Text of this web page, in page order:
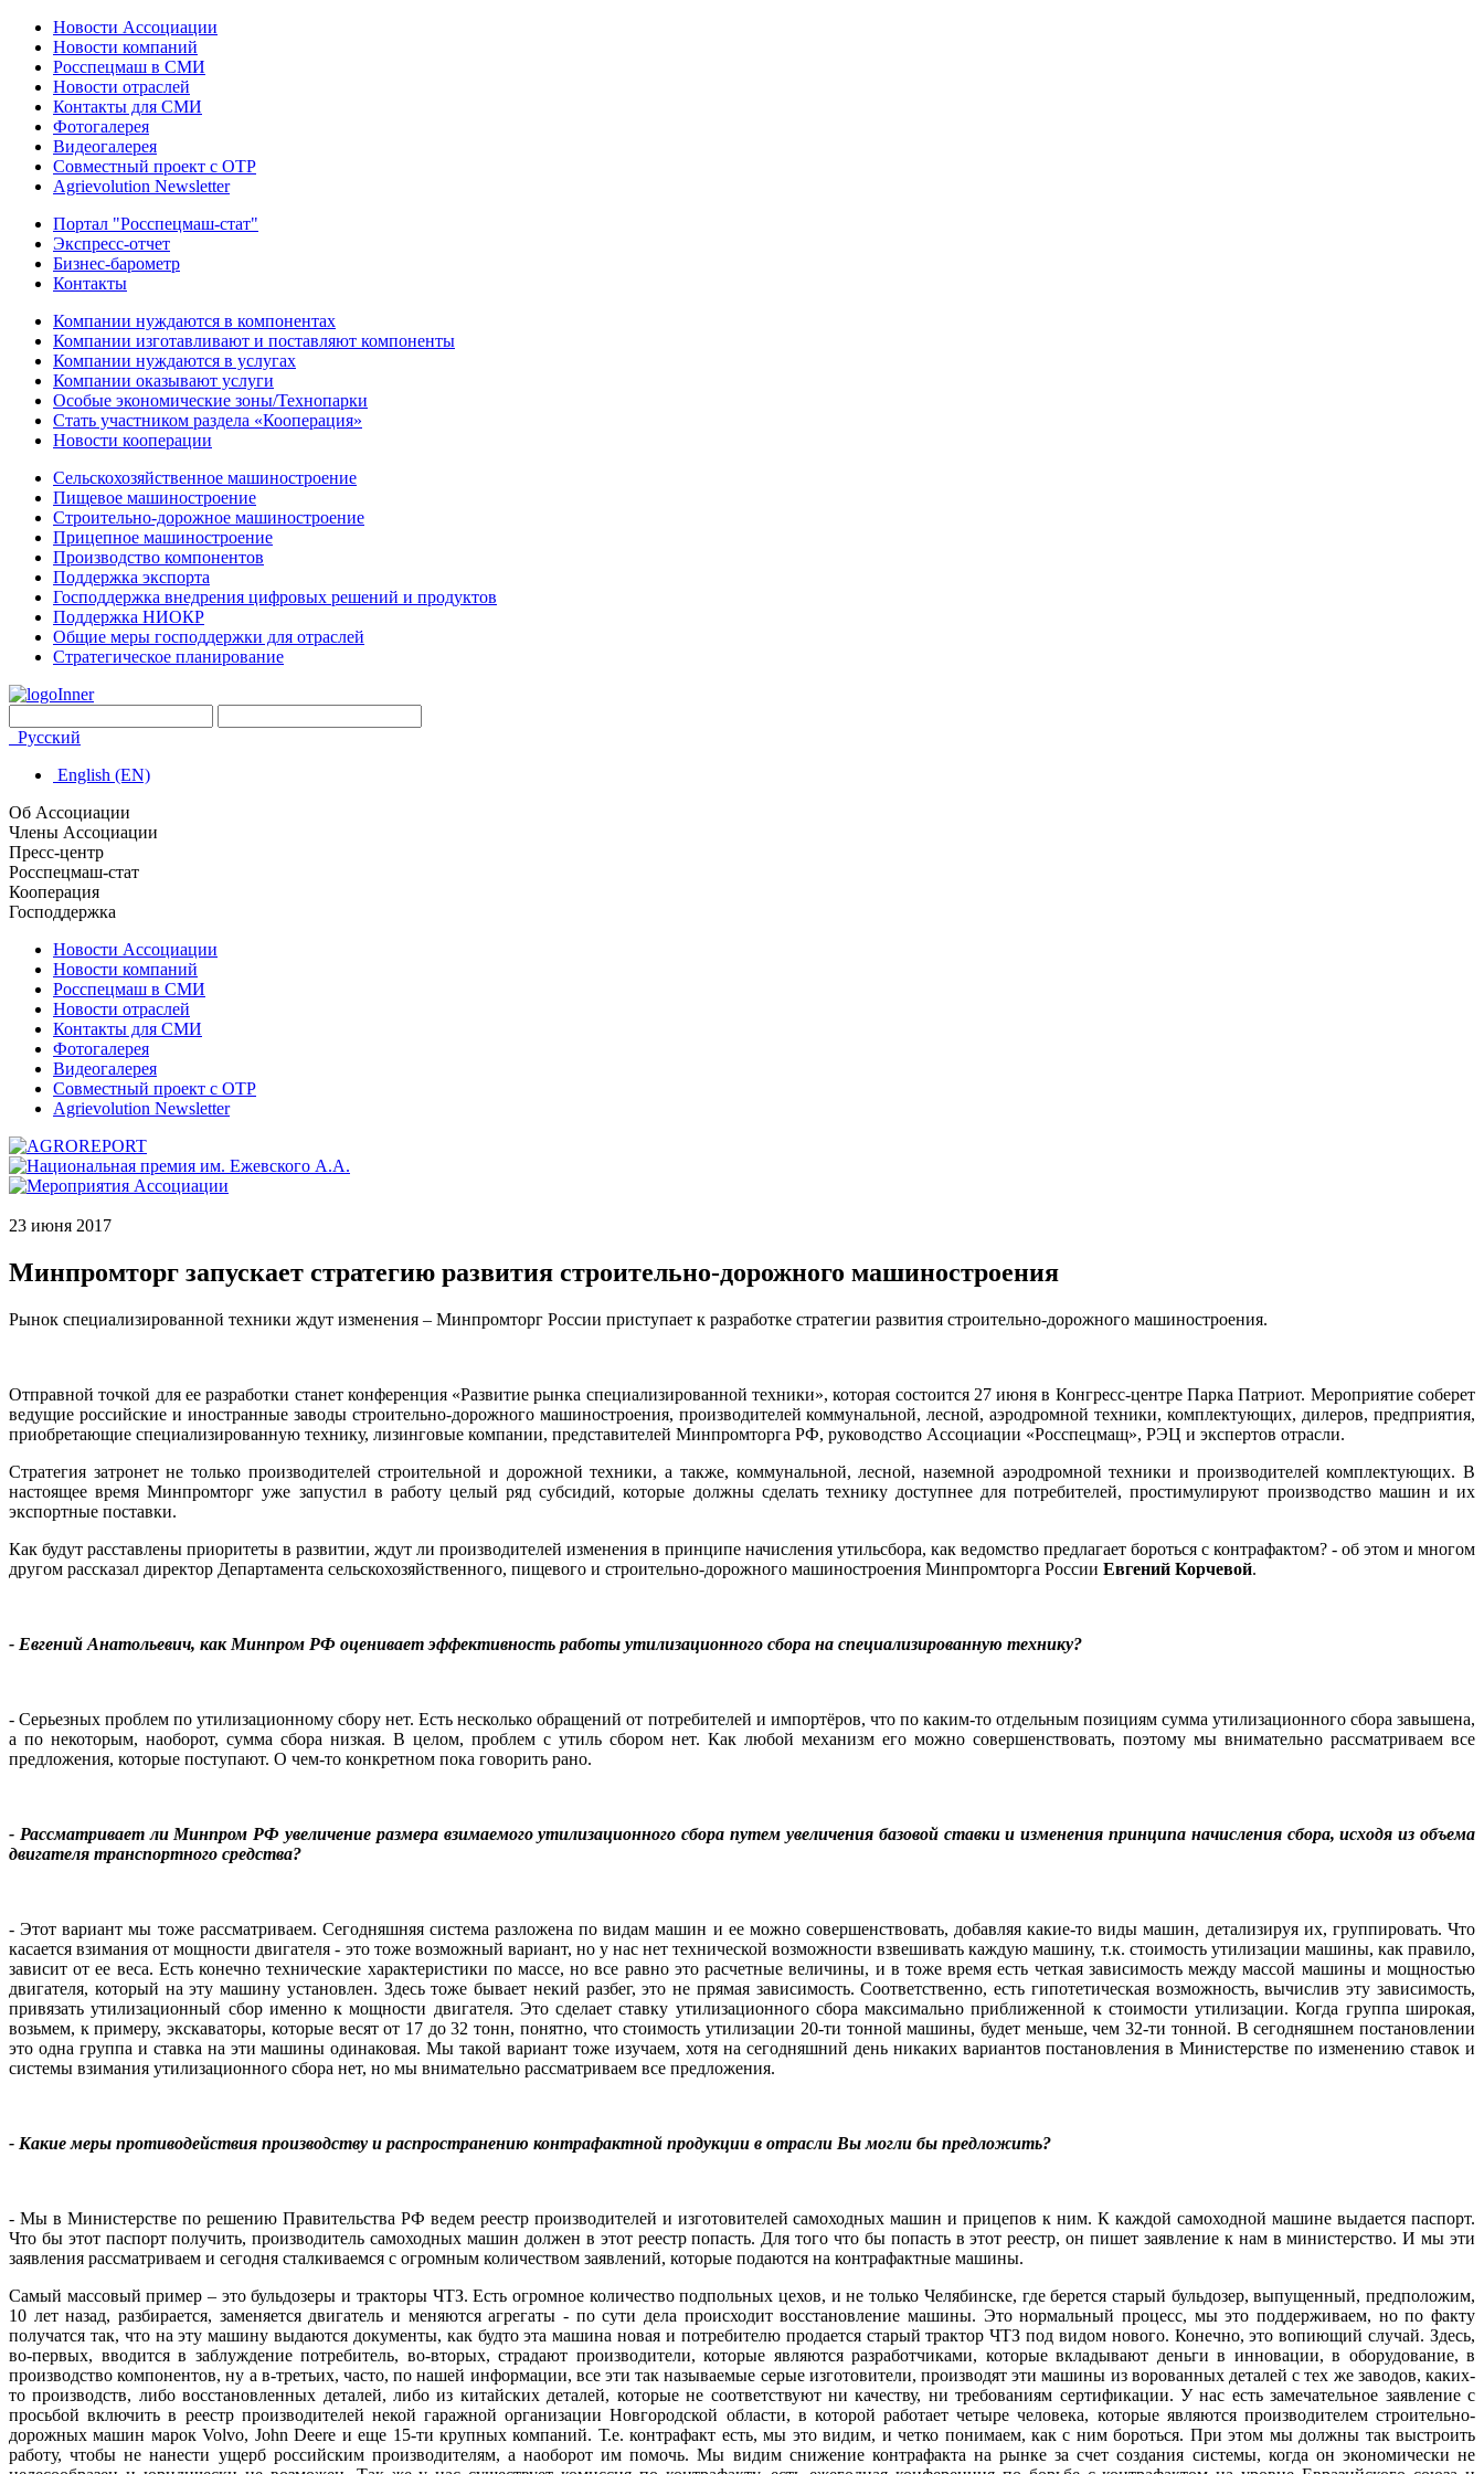
Новости Ассоциации
Новости компаний
Росспецмаш в СМИ
Новости отраслей
Контакты для СМИ
Фотогалерея
Видеогалерея
Совместный проект с ОТР
Agrievolution Newsletter
Портал "Росспецмаш-стат"
Экспресс-отчет
Бизнес-барометр
Контакты
Компании нуждаются в компонентах
Компании изготавливают и поставляют компоненты
Компании нуждаются в услугах
Компании оказывают услуги
Особые экономические зоны/Технопарки
Стать участником раздела «Кооперация»
Новости кооперации
Сельскохозяйственное машиностроение
Пищевое машиностроение
Строительно-дорожное машиностроение
Прицепное машиностроение
Производство компонентов
Поддержка экспорта
Господдержка внедрения цифровых решений и продуктов
Поддержка НИОКР
Общие меры господдержки для отраслей
Стратегическое планирование
Русский
English (EN)
Об Ассоциации
Члены Ассоциации
Пресс-центр
Росспецмаш-стат
Кооперация
Господдержка
Новости Ассоциации
Новости компаний
Росспецмаш в СМИ
Новости отраслей
Контакты для СМИ
Фотогалерея
Видеогалерея
Совместный проект с ОТР
Agrievolution Newsletter
23 июня 2017
Минпромторг запускает стратегию развития строительно-дорожного машиностроения
Рынок специализированной техники ждут изменения – Минпромторг России приступает к разработке стратегии развития строительно-дорожного машиностроения.
Отправной точкой для ее разработки станет конференция «Развитие рынка специализированной техники», которая состоится 27 июня в Конгресс-центре Парка Патриот. Мероприятие соберет
ведущие российские и иностранные заводы строительно-дорожного машиностроения, производителей коммунальной, лесной, аэродромной техники, комплектующих, дилеров, предприятия,
приобретающие специализированную технику, лизинговые компании, представителей Минпромторга РФ, руководство Ассоциации «Росспецмащ», РЭЦ и экспертов отрасли.
Стратегия затронет не только производителей строительной и дорожной техники, а также, коммунальной, лесной, наземной аэродромной техники и производителей комплектующих. В
настоящее время Минпромторг уже запустил в работу целый ряд субсидий, которые должны сделать технику доступнее для потребителей, простимулируют производство машин и их
экспортные поставки.
Как будут расставлены приоритеты в развитии, ждут ли производителей изменения в принципе начисления утильсбора, как ведомство предлагает бороться с контрафактом? - об этом и многом
другом рассказал директор Департамента сельскохозяйственного, пищевого и строительно-дорожного машиностроения Минпромторга России Евгений Корчевой.
- Евгений Анатольевич, как Минпром РФ оценивает эффективность работы утилизационного сбора на специализированную технику?
- Серьезных проблем по утилизационному сбору нет. Есть несколько обращений от потребителей и импортёров, что по каким-то отдельным позициям сумма утилизационного сбора завышена,
а по некоторым, наоборот, сумма сбора низкая. В целом, проблем с утиль сбором нет. Как любой механизм его можно совершенствовать, поэтому мы внимательно рассматриваем все
предложения, которые поступают. О чем-то конкретном пока говорить рано.
- Рассматривает ли Минпром РФ увеличение размера взимаемого утилизационного сбора путем увеличения базовой ставки и изменения принципа начисления сбора, исходя из объема
двигателя транспортного средства?
- Этот вариант мы тоже рассматриваем. Сегодняшняя система разложена по видам машин и ее можно совершенствовать, добавляя какие-то виды машин, детализируя их, группировать. Что
касается взимания от мощности двигателя - это тоже возможный вариант, но у нас нет технической возможности взвешивать каждую машину, т.к. стоимость утилизации машины, как правило,
зависит от ее веса. Есть конечно технические характеристики по массе, но все равно это расчетные величины, и в тоже время есть четкая зависимость между массой машины и мощностью
двигателя, который на эту машину установлен. Здесь тоже бывает некий разбег, это не прямая зависимость. Соответственно, есть гипотетическая возможность, вычислив эту зависимость,
привязать утилизационный сбор именно к мощности двигателя. Это сделает ставку утилизационного сбора максимально приближенной к стоимости утилизации. Когда группа широкая,
возьмем, к примеру, экскаваторы, которые весят от 17 до 32 тонн, понятно, что стоимость утилизации 20-ти тонной машины, будет меньше, чем 32-ти тонной. В сегодняшнем постановлении
это одна группа и ставка на эти машины одинаковая. Мы такой вариант тоже изучаем, хотя на сегодняшний день никаких вариантов постановления в Министерстве по изменению ставок и
системы взимания утилизационного сбора нет, но мы внимательно рассматриваем все предложения.
- Какиемеры противодействия производству и распространению контрафактной продукции в отрасли Вы могли бы предложить?
- Мы в Министерстве по решению Правительства РФ ведем реестр производителей и изготовителей самоходных машин и прицепов к ним. К каждой самоходной машине выдается паспорт.
Что бы этот паспорт получить, производитель самоходных машин должен в этот реестр попасть. Для того что бы попасть в этот реестр, он пишет заявление к нам в министерство. И мы эти
заявления рассматриваем и сегодня сталкиваемся с огромным количеством заявлений, которые подаются на контрафактные машины.
Самый массовый пример – это бульдозеры и тракторы ЧТЗ. Есть огромное количество подпольных цехов, и не только Челябинске, где берется старый бульдозер, выпущенный, предположим,
10 лет назад, разбирается, заменяется двигатель и меняются агрегаты - по сути дела происходит восстановление машины. Это нормальный процесс, мы это поддерживаем, но по факту
получатся так, что на эту машину выдаются документы, как будто эта машина новая и потребителю продается старый трактор ЧТЗ под видом нового. Конечно, это вопиющий случай. Здесь,
во-первых, вводится в заблуждение потребитель, во-вторых, страдают производители, которые являются разработчиками, которые вкладывают деньги в инновации, в оборудование, в
производство компонентов, ну а в-третьих, часто, по нашей информации, все эти так называемые серые изготовители, производят эти машины из ворованных деталей с тех же заводов, каких-
то производств, либо восстановленных деталей, либо из китайских деталей, которые не соответствуют ни качеству, ни требованиям сертификации. У нас есть замечательное заявление с
просьбой включить в реестр производителей некой гаражной организации Новгородской области, в которой работает четыре человека, которые являются производителем строительно-
дорожных машин марок Volvo, John Deere и еще 15-ти крупных компаний. Т.е. контрафакт есть, мы это видим, и четко понимаем, как с ним бороться. При этом мы должны так выстроить
работу, чтобы не нанести ущерб российским производителям, а наоборот им помочь. Мы видим снижение контрафакта на рынке за счет создания системы, когда он экономически не